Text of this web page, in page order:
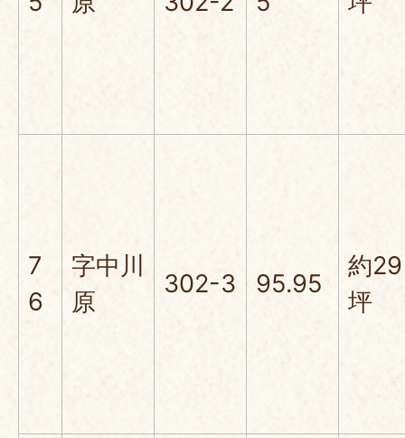
7
6
字中川
原
302-3 95.95
約29
坪